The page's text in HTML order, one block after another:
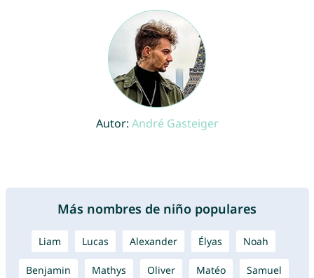
Autor: André Gasteiger
Más nombres de niño populares
Liam Lucas Alexander Élyas Noah
Benjamin Mathys Oliver Matéo Samuel